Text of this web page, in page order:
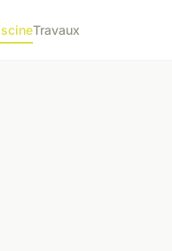
Travaux